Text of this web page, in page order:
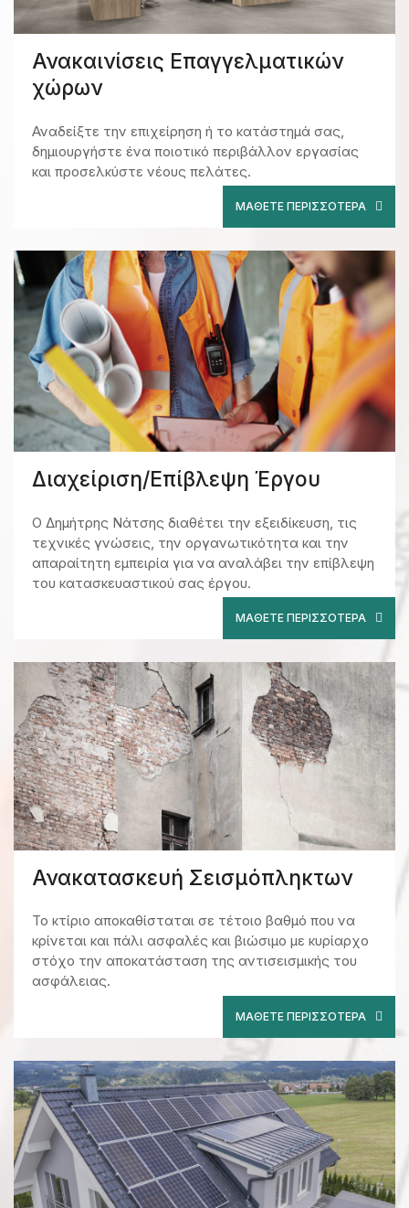
Ανακαινίσεις Επαγγελματικών
χώρων
Αναδείξτε την επιχείρηση ή το κατάστημά σας,
δημιουργήστε ένα ποιοτικό περιβάλλον εργασίας
και προσελκύστε νέους πελάτες.
ΜΆΘΕΤΕ ΠΕΡΙΣΣΌΤΕΡΑ
Διαχείριση/Επίβλεψη Έργου
Ο Δημήτρης Νάτσης διαθέτει την εξειδίκευση, τις
τεχνικές γνώσεις, την οργανωτικότητα και την
απαραίτητη εμπειρία για να αναλάβει την επίβλεψη
του κατασκευαστικού σας έργου.
ΜΆΘΕΤΕ ΠΕΡΙΣΣΌΤΕΡΑ
Ανακατασκευή Σεισμόπληκτων
Το κτίριο αποκαθίσταται σε τέτοιο βαθμό που να
κρίνεται και πάλι ασφαλές και βιώσιμο με κυρίαρχο
στόχο την αποκατάσταση της αντισεισμικής του
ασφάλειας.
ΜΆΘΕΤΕ ΠΕΡΙΣΣΌΤΕΡΑ